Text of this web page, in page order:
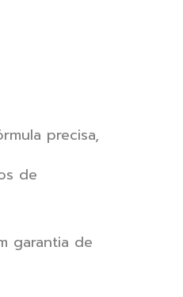
precisa,
de
garantia de